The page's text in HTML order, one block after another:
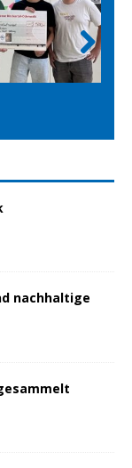
Nex
t
nachhaltige